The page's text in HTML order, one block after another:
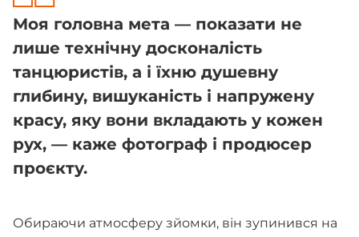
Моя головна мета — показати не
лише технічну досконалість
танцюристів, а і їхню душевну
глибину, вишуканість і напружену
красу, яку вони вкладають у кожен
рух, — каже фотограф і продюсер
проєкту.
Обираючи атмосферу зйомки, він зупинився на